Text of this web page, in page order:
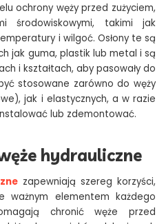
ochrony węży przed zużyciem,
środowiskowymi, takimi jak
i wilgoć. Osłony te są
jak guma, plastik lub metal i są
i kształtach, aby pasowały do
stosowane zarówno do węży
jak i elastycznych, a w razie
lub zdemontować.
hydrauliczne
zapewniają szereg korzyści,
elementem każdego
chronić węże przed